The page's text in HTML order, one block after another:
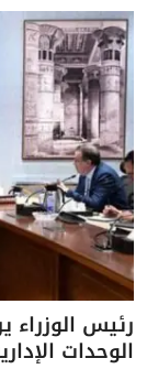
رئيس
الوحدات